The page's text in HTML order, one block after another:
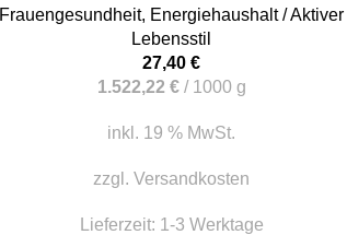
Frauengesundheit, Energiehaushalt / Aktiver
Lebensstil
27,40€
1.522,22 €/ 1000 g
inkl. 19 % MwSt.
zzgl.Versandkosten
Lieferzeit: 1-3 Werktage